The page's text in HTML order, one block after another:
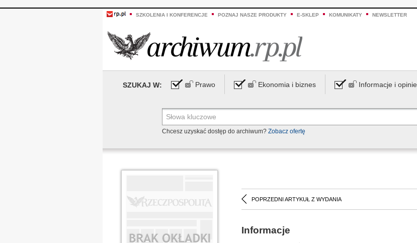
SZKOLENIA I KONFERENCJE POZNAJ NASZE PRODUKTY E-SKLEP KOMUNIKATY NEWSLETTER
SZUKAJ W: Prawo Ekonomia i biznes Informacje i opinie
Chcesz uzyskać dostęp do archiwum? Zobacz ofertę
POPRZEDNI ARTYKUŁ Z WYDANIA
Informacje